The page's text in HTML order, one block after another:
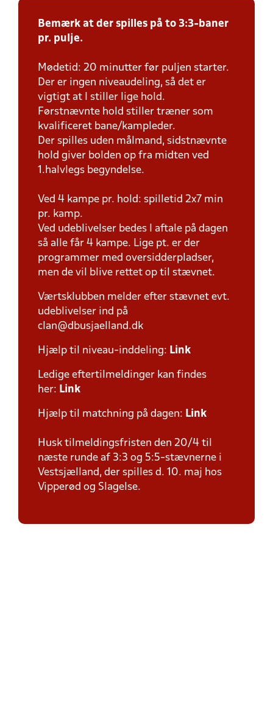
Bemærk at der spilles på to 3:3-baner
pr. pulje.
Mødetid: 20 minutter før puljen starter.
Der er ingen niveaudeling, så det er
vigtigt at I stiller lige hold.
Førstnævnte hold stiller træner som
kvalificeret bane/kampleder.
Der spilles uden målmand, sidstnævnte
hold giver bolden op fra midten ved
1.halvlegs begyndelse.
Ved 4 kampe pr. hold: spilletid 2x7 min
pr. kamp.
Ved udeblivelser bedes I aftale på dagen
så alle får 4 kampe. Lige pt. er der
programmer med oversidderpladser,
men de vil blive rettet op til stævnet.
Værtsklubben melder efter stævnet evt.
udeblivelser ind på
clan@dbusjaelland.dk
Hjælp til niveau-inddeling: Link
Ledige eftertilmeldinger kan findes
her: Link
Hjælp til matchning på dagen: Link
Husk tilmeldingsfristen den 20/4 til
næste runde af 3:3 og 5:5-stævnerne i
Vestsjælland, der spilles d. 10. maj hos
Vipperød og Slagelse.